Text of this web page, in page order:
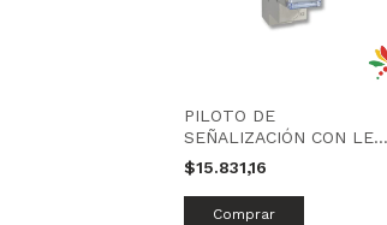
PILOTO DE
SEÑALIZACIÓN CON LED
PARA RIEL DIN |
ROJO/AMARILLO/VERDE |
BAW ELECTRIC
$15.831,16